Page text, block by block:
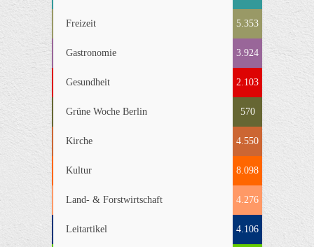
Freizeit 5.353
Gastronomie 3.924
Gesundheit 2.103
Grüne Woche Berlin 570
Kirche 4.550
Kultur 8.098
Land- & Forstwirtschaft 4.276
Leitartikel 4.106